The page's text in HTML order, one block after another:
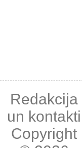
Redakcija
un kontakti
Copyright